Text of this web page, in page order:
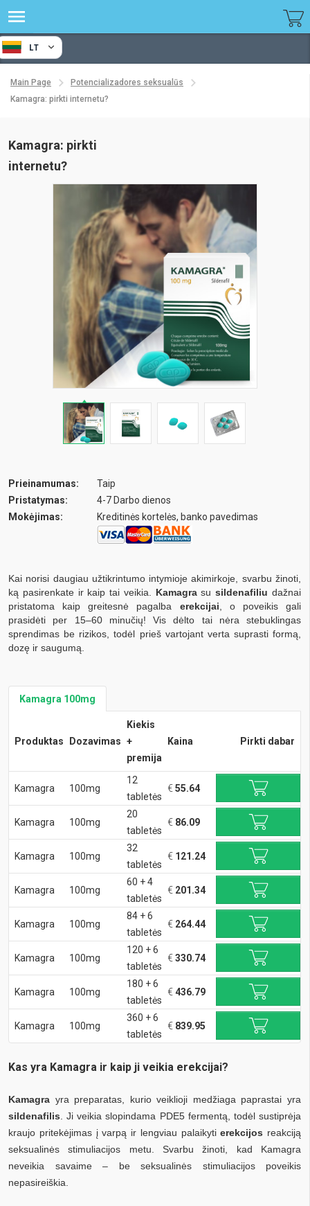
LT
Main Page
Potencializadores seksualūs
Kamagra: pirkti internetu?
Kamagra: pirkti
internetu?
Prieinamumas:
Taip
Pristatymas:
4-7 Darbo dienos
Mokėjimas:
Kreditinės kortelės, banko pavedimas
Kai norisi daugiau užtikrintumo intymioje akimirkoje, svarbu žinoti,
ką pasirenkate ir kaip tai veikia. Kamagrasusildenafiliu dažnai
pristatoma kaip greitesnė pagalba erekcijai , o poveikis gali
prasidėti per 15–60 minučių! Vis dėlto tai nėra stebuklingas
sprendimas be rizikos, todėl prieš vartojant verta suprasti formą,
dozę ir saugumą.
Kamagra 100mg
Produktas Dozavimas
Kiekis
+
premija
Kaina Pirkti dabar
Kamagra 100mg
12
tabletės
€55.64
Kamagra 100mg
20
tabletės
€ 86.09
Kamagra 100mg
32
tabletės
€ 121.24
Kamagra 100mg
60 + 4
tabletės
€ 201.34
Kamagra 100mg
84 + 6
tabletės
€ 264.44
Kamagra 100mg
120 + 6
tabletės
€330.74
Kamagra 100mg
180 + 6
tabletės
€436.79
Kamagra 100mg
360 + 6
tabletės
€ 839.95
Kas yra Kamagra ir kaip ji veikia erekcijai?
Kamagra yra preparatas, kurio veiklioji medžiaga paprastai yra
sildenafilis . Ji veikia slopindama PDE5 fermentą, todėl sustiprėja
kraujo pritekėjimas į varpą ir lengviau palaikytierekcijos reakciją
seksualinės stimuliacijos metu. Svarbu žinoti, kad Kamagra
neveikia savaime – be seksualinės stimuliacijos poveikis
nepasireiškia.